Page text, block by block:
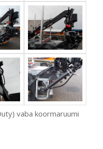
vaba koormaruumi